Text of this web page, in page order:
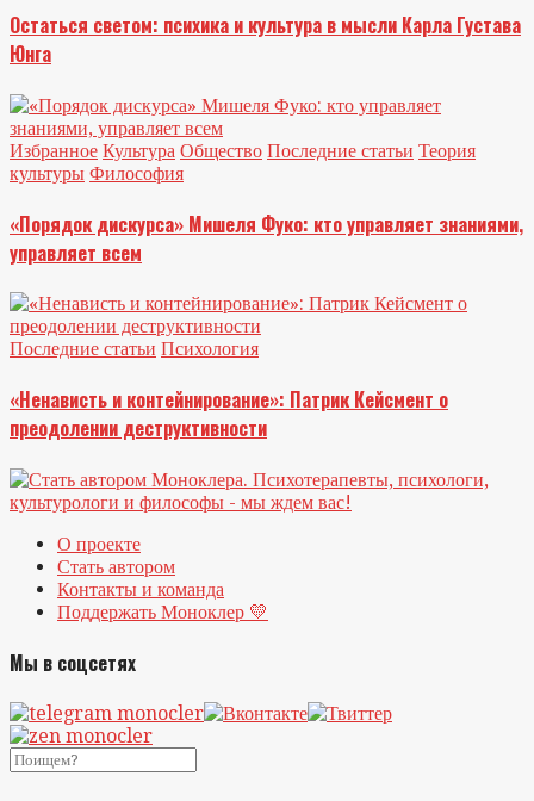
Остаться светом: психика и культура в мысли Карла Густава
Юнга
Избранное Культура Общество Последние статьи Теория
культуры Философия
«Порядок дискурса» Мишеля Фуко: кто управляет знаниями,
управляет всем
Последние статьи Психология
«Ненависть и контейнирование»: Патрик Кейсмент о
преодолении деструктивности
О проекте
Стать автором
Контакты и команда
Поддержать Моноклер 💛
Мы в соцсетях